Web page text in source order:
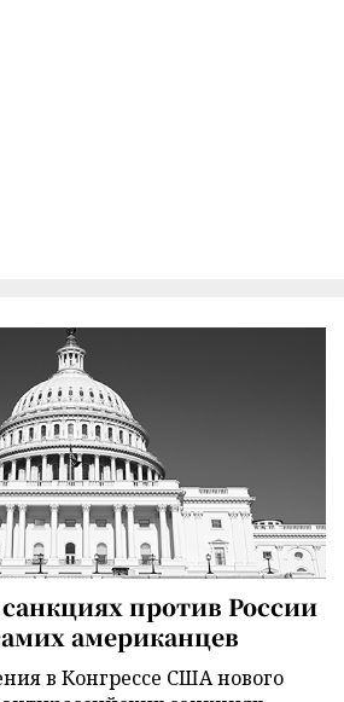
против России
американцев
в Конгрессе США нового